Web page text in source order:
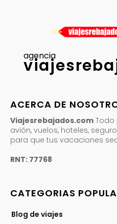
agencia
ACERCA DE
Viajesrebajados.com Todo
avión, vuelos, hoteles,
para que tus vacaciones
RNT: 77768
CATEGORIAS
Blog de viajes